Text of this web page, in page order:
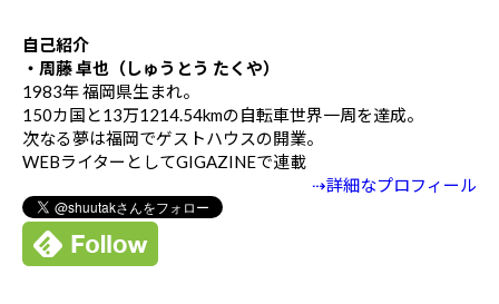
自己紹介
・周藤 卓也（しゅうとう たくや）
1983年 福岡県生まれ。
150カ国と13万1214.54kmの自転車世界一周を達成。
次なる夢は福岡でゲストハウスの開業。
WEBライターとしてGIGAZINEで連載
⇢詳細なプロフィール